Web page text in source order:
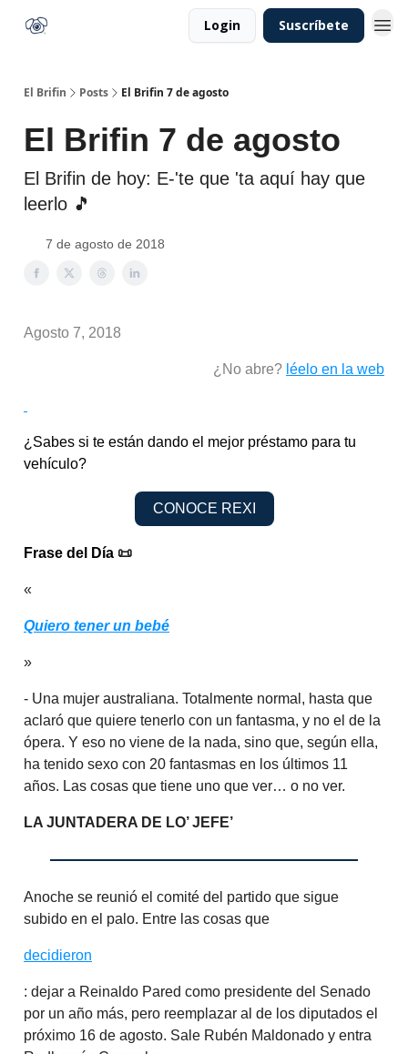
Login Suscríbete
El Brifin Posts El Brifin 7 de agosto
El Brifin 7 de agosto
El Brifin de hoy: E-'te que 'ta aquí hay que
leerlo 🎵
7 de agosto de 2018
Agosto 7, 2018
¿No abre? léelo en la web
¿Sabes si te están dando el mejor préstamo para tu
vehículo?
CONOCE REXI
Frase del Día 📜
«
Quiero tener un bebé
»
- Una mujer australiana. Totalmente normal, hasta que
aclaró que quiere tenerlo con un fantasma, y no el de la
ópera. Y eso no viene de la nada, sino que, según ella,
ha tenido sexo con 20 fantasmas en los últimos 11
años. Las cosas que tiene uno que ver… o no ver.
LA JUNTADERA DE LO’ JEFE’
Anoche se reunió el comité del partido que sigue
subido en el palo. Entre las cosas que
decidieron
: dejar a Reinaldo Pared como presidente del Senado
por un año más, pero reemplazar al de los diputados el
próximo 16 de agosto. Sale Rubén Maldonado y entra